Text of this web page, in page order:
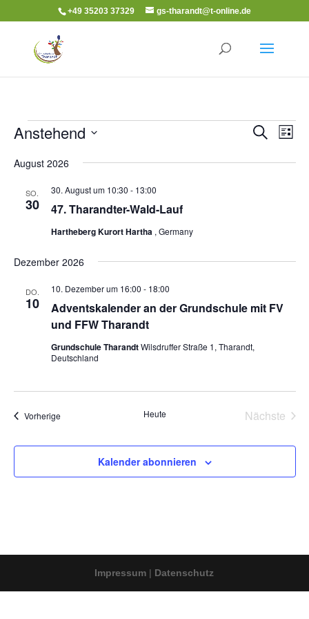
+49 35203 37329 gs-tharandt@t-online.de
Veranstaltungen
und
Suche
Liste
Anstehend
wählen.
August 2026
SO.
30 47. Tharandter-Wald-Lauf
30. August um 10:30 - 13:00
Hartheberg Kurort Hartha , Germany
Dezember 2026
DO.
10
Adventskalender an der Grundschule mit FV
und FFW Tharandt
10. Dezember um 16:00 - 18:00
Grundschule TharandtWilsdruffer Straße 1, Tharandt,
Deutschland
VorherigeVeranstaltungen Heute
Nächste
Kalender abonnieren
Impressum | Datenschutz